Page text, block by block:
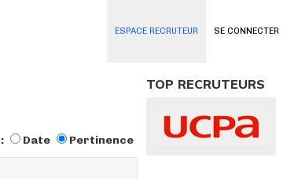
SE CONNECTER
ESPACE RECRUTEUR
Date Pertinence
TOP RECRUTEURS